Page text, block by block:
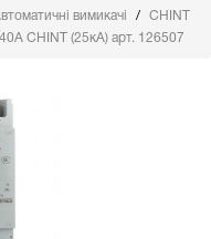
вимикачі
CHINT
CHINT (25кА) арт. 126507